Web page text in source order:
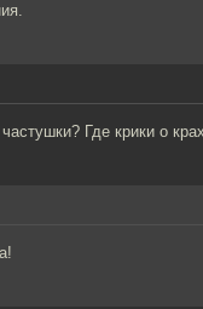
Где крики о